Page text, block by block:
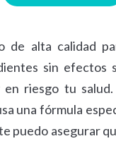
de alta calidad
sin efectos
en riesgo tu
una fórmula
puedo asegurar